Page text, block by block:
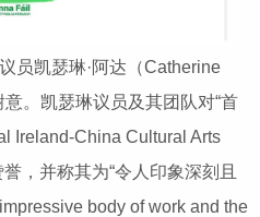
员凯瑟琳·阿达（Catherine
。凯瑟琳议员及其团队对“首
Ireland-China Cultural Arts
，并称其为“令人印象深刻且
body of work and the